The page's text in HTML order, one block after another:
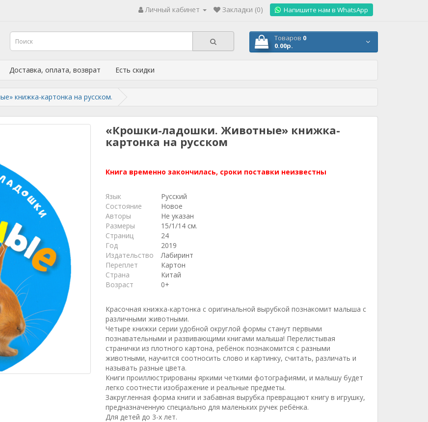
Личный кабинет Закладки (0) Напишите нам в WhatsApp
Товаров 0
0.00р.
Доставка, оплата, возврат Есть скидки
книжка-картонка на русском.
«Крошки-ладошки. Животные» книжка-
картонка на русском
Книга временно закончилась, сроки поставки неизвестны
Язык
Русский
Состояние
Новое
Авторы
Не указан
Размеры
15/1/14 см.
Страниц
24
Год
2019
Издательство
Лабиринт
Переплет
Картон
Страна
Китай
Возраст
0+
Красочная книжка-картонка с оригинальной вырубкой познакомит малыша с
различными животными.
Четыре книжки серии удобной округлой формы станут первыми
познавательными и развивающими книгами малыша! Перелистывая
странички из плотного картона, ребёнок познакомится с разными
животными, научится соотносить слово и картинку, считать, различать и
называть разные цвета.
Книги проиллюстрированы яркими четкими фотографиями, и малышу будет
легко соотнести изображение и реальные предметы.
Закругленная форма книги и забавная вырубка превращают книгу в игрушку,
предназначенную специально для маленьких ручек ребёнка.
Для детей до 3-х лет.